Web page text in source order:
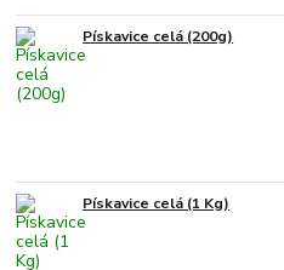
Pískavice celá (200g)
Pískavice celá (1 Kg)